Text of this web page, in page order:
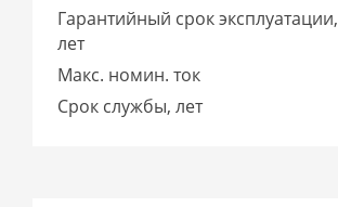
Гарантийный срок эксплуатации,
лет
Макс. номин. ток
Срок службы, лет